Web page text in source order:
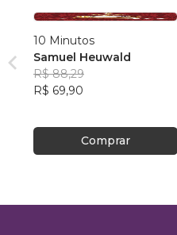
10 Minutos
Samuel Heuwald
R$ 88,29
R$ 69,90
Comprar